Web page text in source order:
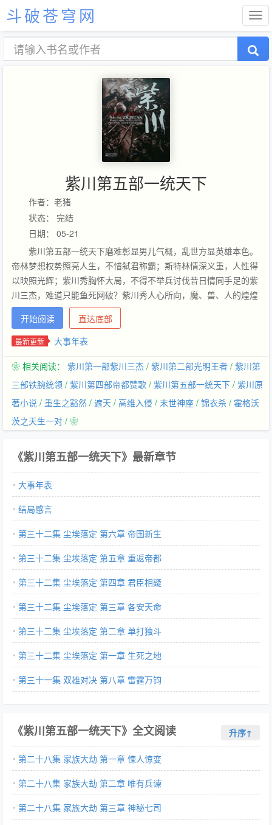
斗破苍穹网
紫川第五部一统天下
作者：老猪
状态： 完结
日期： 05-21
紫川第五部一统天下磨难彰显男儿气概，乱世方显英雄本色。
帝林梦想权势照亮人生，不惜弑君称霸；斯特林情深义重，人性得
以映照光辉；紫川秀胸怀大局，不得不举兵讨伐昔日情同手足的紫
川三杰，难道只能鱼死网破？紫川秀人心所向，魔、兽、人的煌煌
帝国，在他剑下应势而生…
开始阅读 直达底部
最新更新 大事年表
❀ 相关阅读： 紫川第一部紫川三杰 / 紫川第二部光明王者 / 紫川第
三部铁腕统领 / 紫川第四部帝都赞歌 / 紫川第五部一统天下 / 紫川原
著小说 / 重生之豁然 / 遮天 / 高维入侵 / 末世神座 / 锦衣杀 / 霍格沃
茨之天生一对 / ❀
《紫川第五部一统天下》最新章节
大事年表
结局感言
第三十二集 尘埃落定 第六章 帝国新生
第三十二集 尘埃落定 第五章 重返帝都
第三十二集 尘埃落定 第四章 君臣相疑
第三十二集 尘埃落定 第三章 各安天命
第三十二集 尘埃落定 第二章 单打独斗
第三十二集 尘埃落定 第一章 生死之地
第三十一集 双雄对决 第八章 雷霆万钧
《紫川第五部一统天下》全文阅读 升序↑
第二十八集 家族大劫 第一章 悚人惊变
第二十八集 家族大劫 第二章 唯有兵谏
第二十八集 家族大劫 第三章 神秘七司